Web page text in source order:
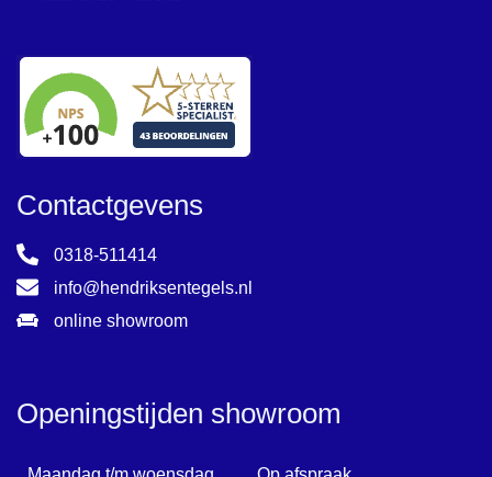
Contactgevens
0318-511414
info@hendriksentegels.nl
online showroom
Openingstijden showroom